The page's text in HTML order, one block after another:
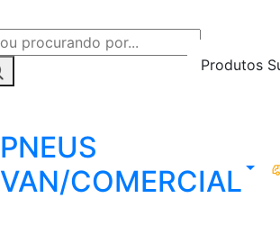
Produtos
PNEUS
VAN/COMERCIAL